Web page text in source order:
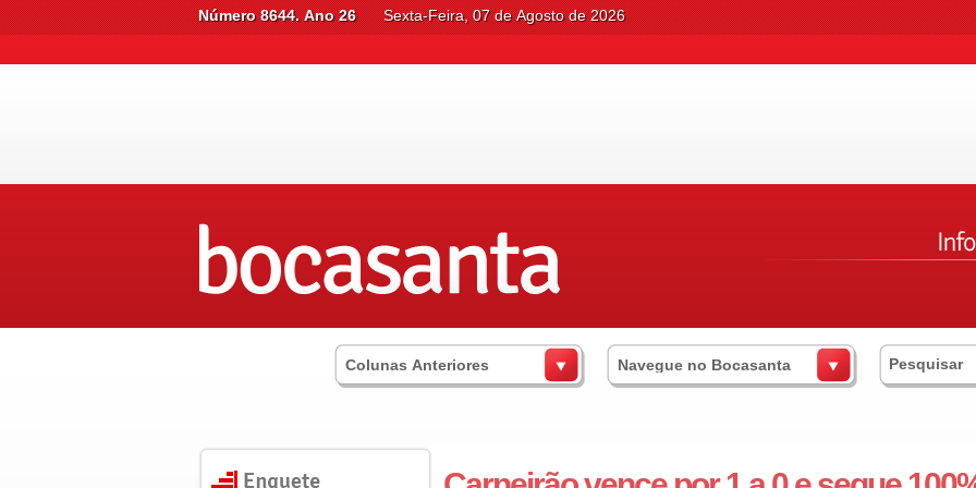
Número 8644. Ano 26 Sexta-Feira, 07 de Agosto de 2026
Colunas Anteriores Navegue no Bocasanta